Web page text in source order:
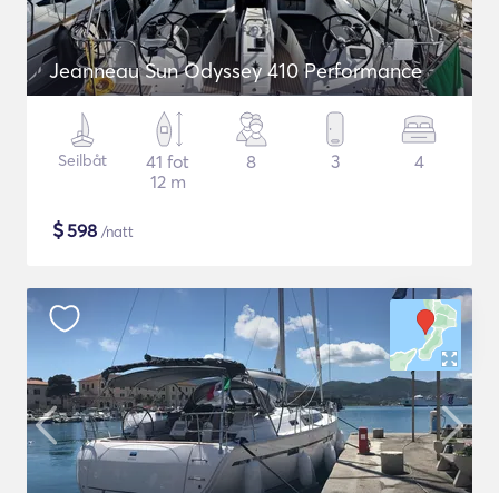
Jeanneau Sun Odyssey 410 Performance
Seilbåt
41 fot
12 m
8 3 4
$598 /natt